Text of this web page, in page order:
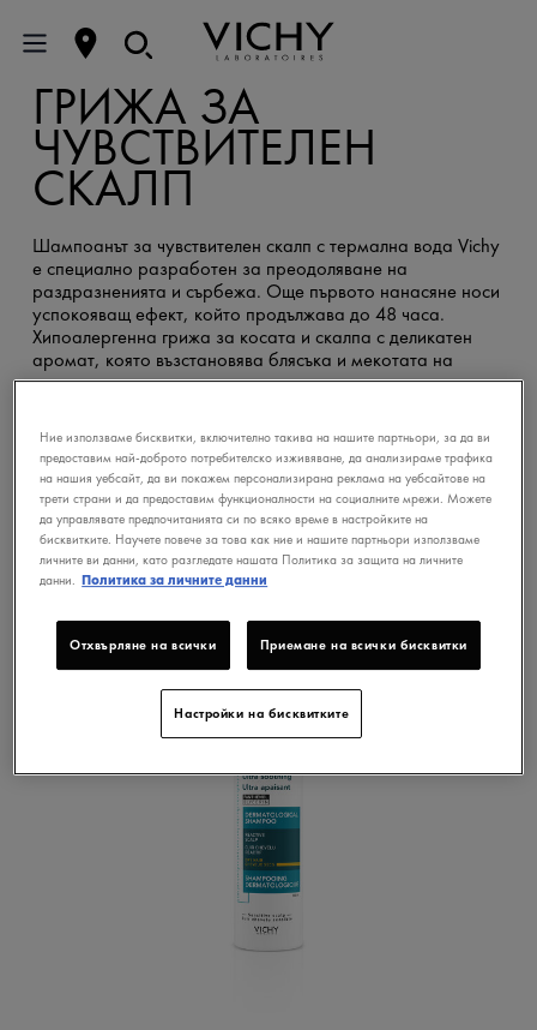
ГРИЖА ЗА
ЧУВСТВИТЕЛЕН
СКАЛП
Шампоанът за чувствителен скалп с термална вода Vichy
е специално разработен за преодоляване на
раздразненията и сърбежа. Още първото нанасяне носи
успокояващ ефект, който продължава до 48 часа.
Хипоалергенна грижа за косата и скалпа с деликатен
аромат, която възстановява блясъка и мекотата на
косъма и улеснява разресването.
DERCOS
Ние използваме бисквитки, включително такива на нашите партньори, за да ви
предоставим най-доброто потребителско изживяване, да анализираме трафика
на нашия уебсайт, да ви покажем персонализирана реклама на уебсайтове на
трети страни и да предоставим функционалности на социалните мрежи. Можете
да управлявате предпочитанията си по всяко време в настройките на
бисквитките. Научете повече за това как ние и нашите партньори използваме
личните ви данни, като разгледате нашата Политика за защита на личните
данни. Политика за личните данни
Отхвърляне на всички Приемане на всички бисквитки
Настройки на бисквитките